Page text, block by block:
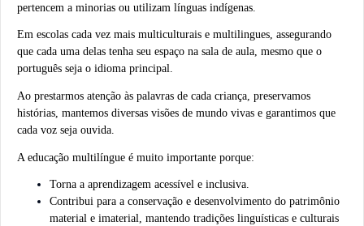
pertencem a minorias ou utilizam línguas indígenas.
Em escolas cada vez mais multiculturais e multilingues, assegurando
que cada uma delas tenha seu espaço na sala de aula, mesmo que o
português seja o idioma principal.
Ao prestarmos atenção às palavras de cada criança, preservamos
histórias, mantemos diversas visões de mundo vivas e garantimos que
cada voz seja ouvida.
A educação multilíngue é muito importante porque:
Torna a aprendizagem acessível e inclusiva.
Contribui para a conservação e desenvolvimento do patrimônio
material e imaterial, mantendo tradições linguísticas e culturais